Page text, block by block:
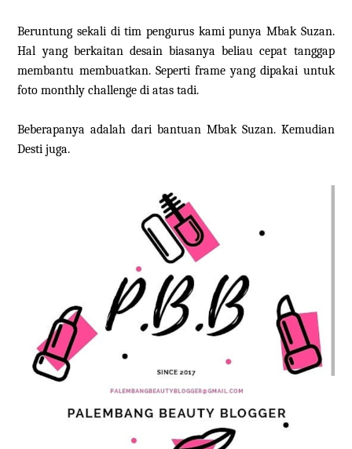
Beruntung sekali di tim pengurus kami punya Mbak Suzan.
Hal yang berkaitan desain biasanya beliau cepat tanggap
membantu membuatkan. Seperti frame yang dipakai untuk
foto monthly challenge di atas tadi.
Beberapanya adalah dari bantuan Mbak Suzan. Kemudian
Desti juga.